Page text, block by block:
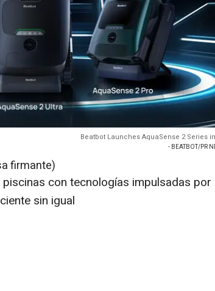
Beatbot Launches AquaSense 2 Series
- BEATBOT/PR
firmante)
con tecnologías impulsadas por
sin igual